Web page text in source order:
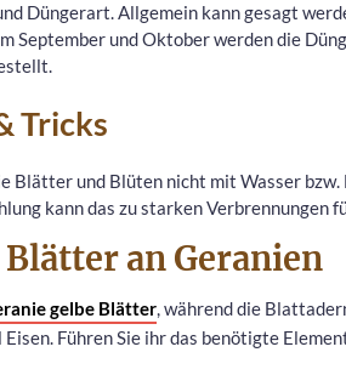
Düngerart. Allgemein kann gesagt
September und Oktober werden die
Tricks
Blätter und Blüten nicht mit Wasser
kann das zu starken Verbrennungen
Blätter an Geranien
gelbe Blätter, während die
Führen Sie ihr das benötigte